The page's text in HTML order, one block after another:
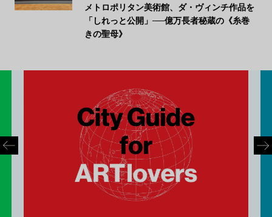
メトロポリタン美術館、ダ・ヴィンチ作品を
「しれっと公開」──億万長者秘蔵の《糸巻
きの聖母》